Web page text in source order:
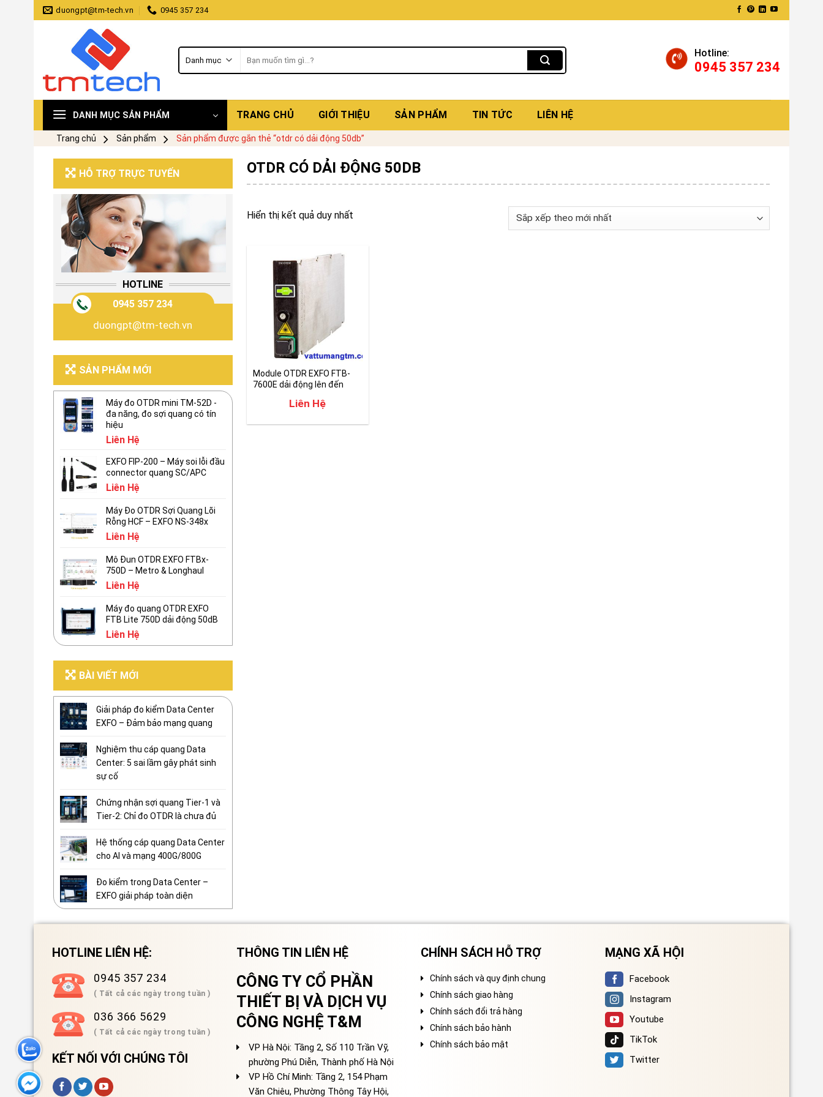
Skip
to
duongpt@tm-tech.vn 0945 357 234
kiếm:
Hotline:
0945 357 234
DANH MỤC SẢN PHẨM TRANG CHỦ GIỚI THIỆU SẢN PHẨM TIN TỨC LIÊN HỆ
Trang chủ Sản phẩm Sản phẩm được gắn thẻ “otdr có dải động 50db”
HỖ TRỢ TRỰC TUYẾN
HOTLINE
0945 357 234
duongpt@tm-tech.vn
SẢN PHẨM MỚI
Máy đo OTDR mini TM-52D -
đa năng, đo sợi quang có tín
hiệu
Liên Hệ
EXFO FIP-200 – Máy soi lỗi đầu
connector quang SC/APC
Liên Hệ
Máy Đo OTDR Sợi Quang Lõi
Rỗng HCF – EXFO NS-348x
Liên Hệ
Mô Đun OTDR EXFO FTBx-
750D – Metro & Longhaul
Liên Hệ
Máy đo quang OTDR EXFO
FTB Lite 750D dải động 50dB
Liên Hệ
BÀI VIẾT MỚI
Giải pháp đo kiểm Data Center
EXFO – Đảm bảo mạng quang
Nghiệm thu cáp quang Data
Center: 5 sai lầm gây phát sinh
sự cố
Chứng nhận sợi quang Tier-1 và
Tier-2: Chỉ đo OTDR là chưa đủ
Hệ thống cáp quang Data Center
cho AI và mạng 400G/800G
Đo kiểm trong Data Center –
EXFO giải pháp toàn diện
OTDR CÓ DẢI ĐỘNG 50DB
Hiển thị kết quả duy nhất
Module OTDR EXFO FTB-
7600E dải động lên đến
Liên Hệ
HOTLINE LIÊN HỆ:
0945 357 234
( Tất cả các ngày trong tuần )
036 366 5629
( Tất cả các ngày trong tuần )
KẾT NỐI VỚI CHÚNG TÔI
THÔNG TIN LIÊN HỆ
CÔNG TY CỔ PHẦN
THIẾT BỊ VÀ DỊCH VỤ
CÔNG NGHỆ T&M
VP Hà Nội: Tầng 2, Số 110 Trần Vỹ,
phường Phú Diễn, Thành phố Hà Nội
VP Hồ Chí Minh: Tầng 2, 154 Phạm
Văn Chiêu, Phường Thông Tây Hội,
CHÍNH SÁCH HỖ TRỢ
Chính sách và quy định chung
Chính sách giao hàng
Chính sách đổi trả hàng
Chính sách bảo hành
Chính sách bảo mật
MẠNG XÃ HỘI
Facebook
Instagram
Youtube
TikTok
Twitter